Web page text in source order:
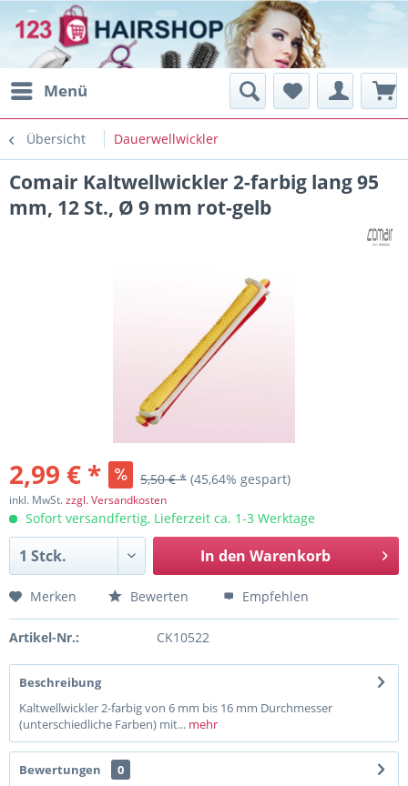
Menü
Übersicht Dauerwellwickler
Comair Kaltwellwickler 2-farbig lang 95
mm, 12 St., Ø 9 mm rot-gelb
2,99 € * 5,50 € * (45,64% gespart)
inkl. MwSt.zzgl. Versandkosten
Sofort versandfertig, Lieferzeit ca. 1-3 Werktage
In den Warenkorb
Merken Bewerten Empfehlen
Artikel-Nr.: CK10522
Beschreibung
Kaltwellwickler 2-farbig von 6 mm bis 16 mm Durchmesser
(unterschiedliche Farben) mit... mehr
Bewertungen
0